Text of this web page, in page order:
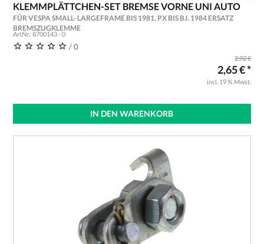
KLEMMPLÄTTCHEN-SET BREMSE VORNE UNI AUTO
FÜR VESPA SMALL- LARGEFRAME BIS 1981, PX BIS BJ. 1984 ERSATZ
BREMSZUGKLEMME
ArtNr.: 8700143 - 0
/ 0
2,92 €
2,65 € *
incl. 19 % Mwst.
IN DEN WARENKORB